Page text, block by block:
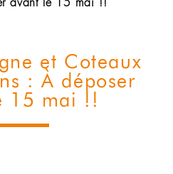
et Coteaux
: À déposer
15 mai !!